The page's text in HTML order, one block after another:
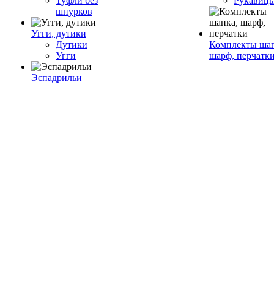
шнурков
Угги, дутики
Дутики
Угги
Эспадрильи
Комплекты
шарф,